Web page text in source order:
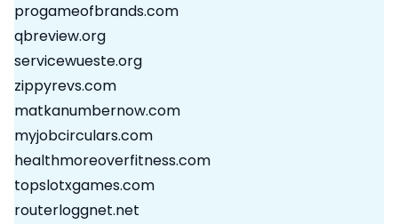
progameofbrands.com
qbreview.org
servicewueste.org
zippyrevs.com
matkanumbernow.com
myjobcirculars.com
healthmoreoverfitness.com
topslotxgames.com
routerloggnet.net